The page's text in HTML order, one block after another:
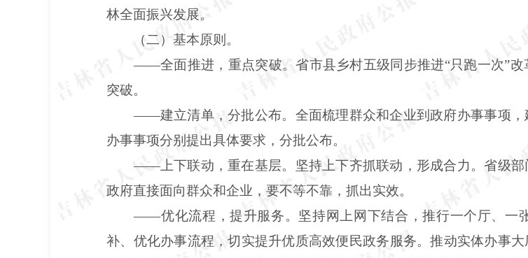
林全面振兴发展。
（二）基本原则。
——全面推进，重点突破。省市县乡村五级同步推进“只跑一次”
突破。
——建立清单，分批公布。全面梳理群众和企业到政府办事事项
办事事项分别提出具体要求，分批公布。
——上下联动，重在基层。坚持上下齐抓联动，形成合力。省级
政府直接面向群众和企业，要不等不靠，抓出实效。
——优化流程，提升服务。坚持网上网下结合，推行一个厅、一
补、优化办事流程，切实提升优质高效便民政务服务。推动实体办事